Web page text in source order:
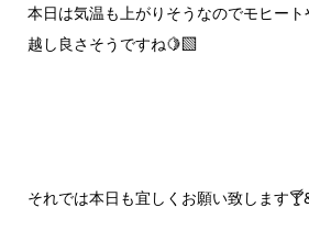
本日は気温も上がりそうなのでモヒー
越し良さそうですね🍋‍🟩
それでは本日も宜しくお願い致します